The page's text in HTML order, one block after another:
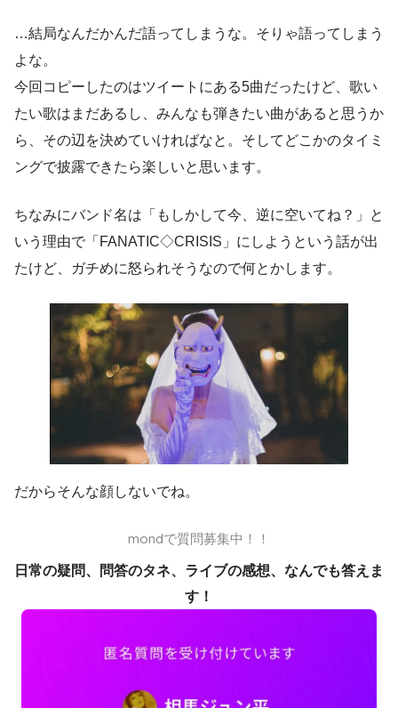
…結局なんだかんだ語ってしまうな。そりゃ語ってしまう
よな。
今回コピーしたのはツイートにある5曲だったけど、歌い
たい歌はまだあるし、みんなも弾きたい曲があると思うか
ら、その辺を決めていければなと。そしてどこかのタイミ
ングで披露できたら楽しいと思います。
ちなみにバンド名は「もしかして今、逆に空いてね？」と
いう理由で「FANATIC◇CRISIS」にしようという話が出
たけど、ガチめに怒られそうなので何とかします。
だからそんな顔しないでね。
mondで質問募集中！！
日常の疑問、問答のタネ、ライブの感想、なんでも答えま
す！